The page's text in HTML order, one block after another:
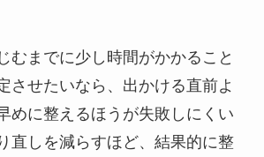
むまでに少し時間がかかること
させたいなら、出かける直前よ
めに整えるほうが失敗しにくい
直しを減らすほど、結果的に整